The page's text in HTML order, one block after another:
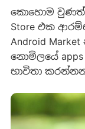
කොහොම වුණත්
Store එක
Android
නොමිලයේ apps
භාවිතා